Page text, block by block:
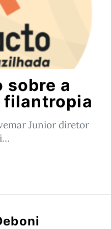
sobre a
filantropia
Junior diretor